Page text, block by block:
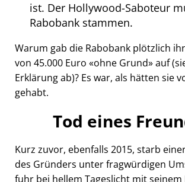
ist. Der Hollywood-Saboteur
Rabobank stammen.
Warum gab die Rabobank plötzlich
von 45.000 Euro
ohne Grund auf
Erklärung ab)? Es war, als hätten sie
gehabt.
Tod eines
Kurz zuvor, ebenfalls 2015, starb
des Gründers unter fragwürdigen
fuhr bei hellem Tageslicht mit